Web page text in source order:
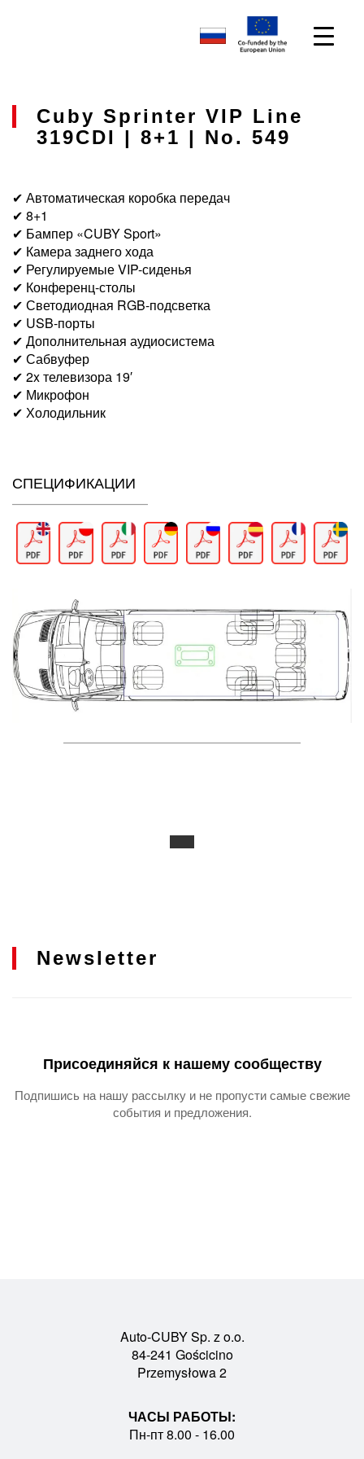
Cuby Sprinter VIP Line
319CDI | 8+1 | No. 549
✔ Автоматическая коробка передач
✔ 8+1
✔ Бампер «CUBY Sport»
✔ Камера заднего хода
✔ Регулируемые VIP-сиденья
✔ Конференц-столы
✔ Светодиодная RGB-подсветка
✔ USB-порты
✔ Дополнительная аудиосистема
✔ Сабвуфер
✔ 2x телевизора 19′
✔ Микрофон
✔ Холодильник
СПЕЦИФИКАЦИИ
Newsletter
Присоединяйся к нашему сообществу
Подпишись на нашу рассылку и не пропусти самые свежие
события и предложения.
Auto-CUBY Sp. z o.o.
84-241 Gościcino
Przemysłowa 2
ЧАСЫ РАБОТЫ:
Пн-пт 8.00 - 16.00